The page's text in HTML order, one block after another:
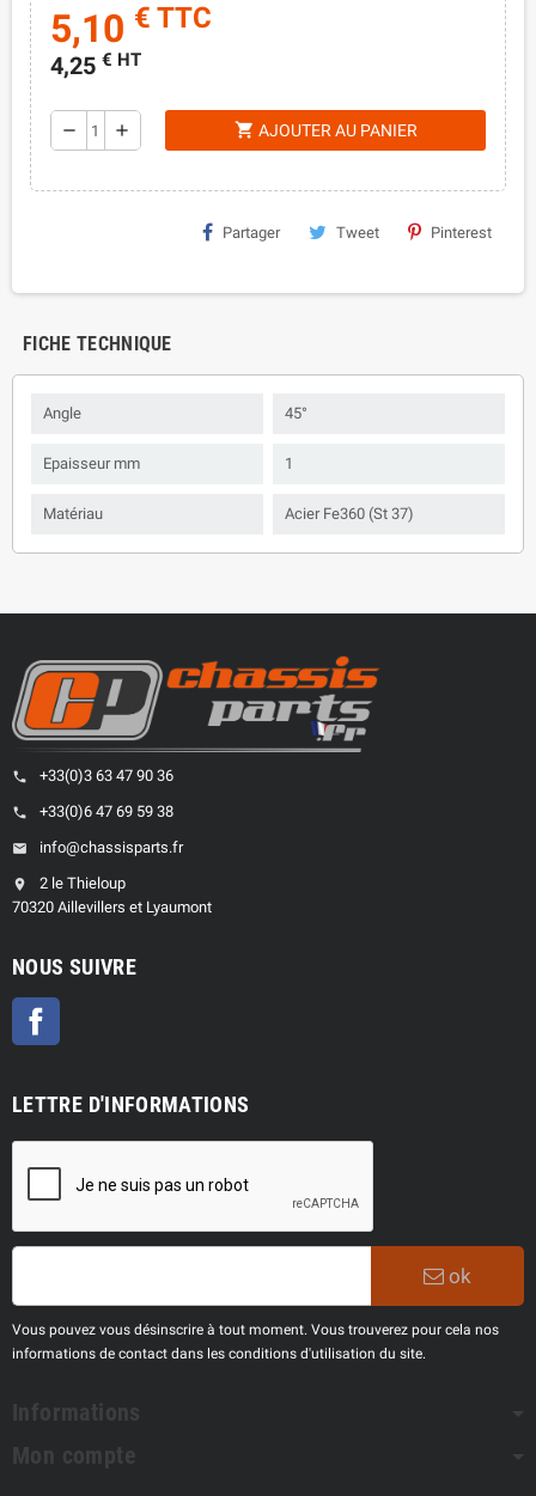
5,10 € TTC
4,25 € HT
remove add shopping_cart AJOUTER AU PANIER
Partager Tweet Pinterest
FICHE TECHNIQUE
Angle 45°
Epaisseur mm 1
Matériau Acier Fe360 (St 37)
phone +33(0)3 63 47 90 36
phone +33(0)6 47 69 59 38
email info@chassisparts.fr
location_on
2 le Thieloup
70320 Aillevillers et Lyaumont
NOUS SUIVRE
LETTRE D'INFORMATIONS
ok
Vous pouvez vous désinscrire à tout moment. Vous trouverez pour cela nos
informations de contact dans les conditions d'utilisation du site.
Informations
Mon compte